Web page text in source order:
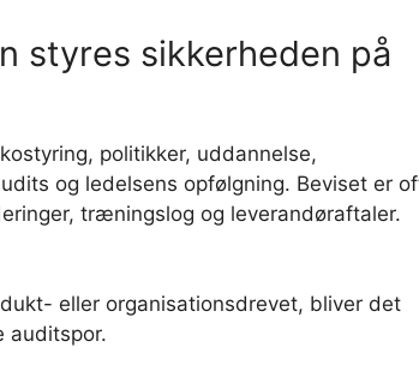
styres sikkerheden på
politikker, uddannelse,
og ledelsens opfølgning. Beviset er
træningslog og leverandøraftaler.
eller organisationsdrevet, bliver det
auditspor.